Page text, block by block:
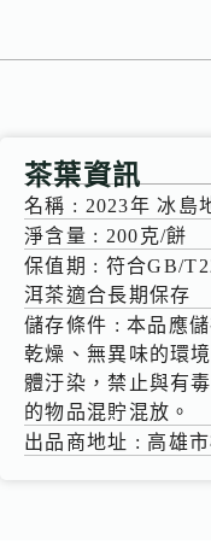
茶葉資訊
名稱 : 2023年 冰島
淨含量 : 200克/餅
保值期 : 符合GB/
洱茶適合長期保存
儲存條件 : 本品應
乾燥、無異味的環
體汙染，禁止與有
的物品混貯混放。
出品商地址 : 高雄